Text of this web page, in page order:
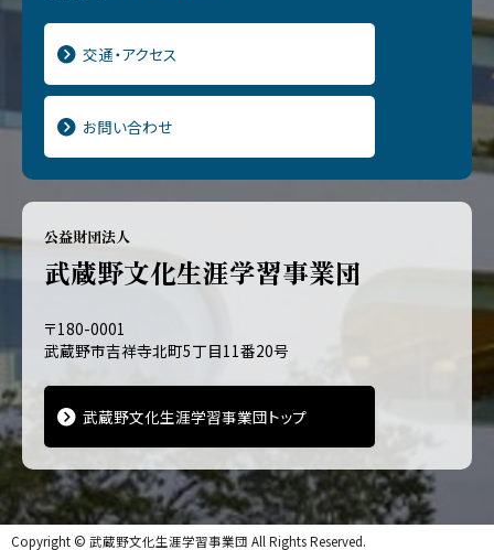
交通・アクセス
お問い合わせ
公益財団法人
武蔵野文化生涯学習事業団
〒180-0001
武蔵野市吉祥寺北町5丁目11番20号
武蔵野文化生涯学習事業団トップ
Copyright © 武蔵野文化生涯学習事業団 All Rights Reserved.